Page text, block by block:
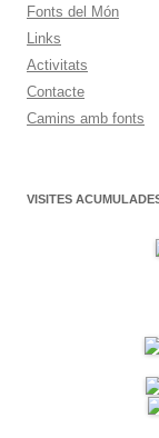
Fonts del Món
Links
Activitats
Contacte
Camins amb fonts
VISITES